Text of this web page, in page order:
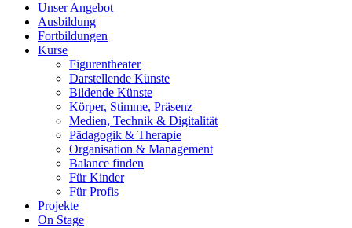
Unser Angebot
Ausbildung
Fortbildungen
Kurse
Figurentheater
Darstellende Künste
Bildende Künste
Körper, Stimme, Präsenz
Medien, Technik & Digitalität
Pädagogik & Therapie
Organisation & Management
Balance finden
Für Kinder
Für Profis
Projekte
On Stage